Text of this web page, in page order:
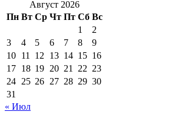
Август 2026
Пн Вт Ср Чт Пт Сб Вс
1
2
3
4 5 6 7 8
9
10 11 12 13 14 15 16
17 18 19 20 21 22 23
24 25 26 27 28 29 30
31
« Июл